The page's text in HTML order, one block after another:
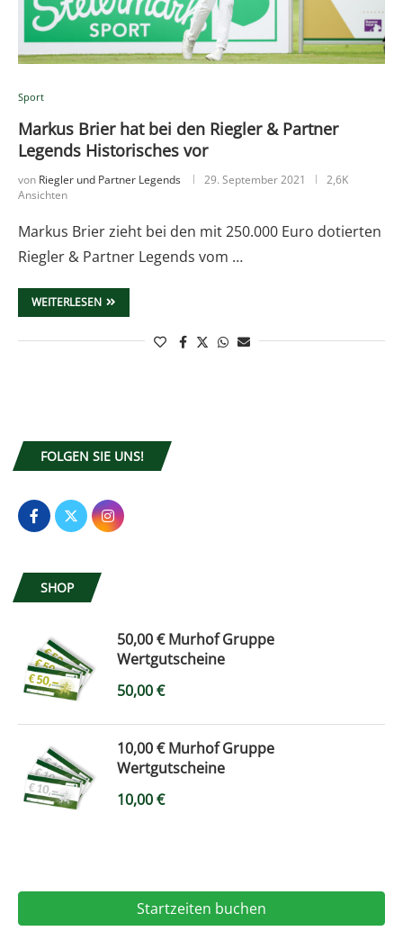
Sport
Markus Brier hat bei den Riegler & Partner
Legends Historisches vor
von Riegler und Partner Legends 29. September 2021
2,6K
Ansichten
Markus Brier zieht bei den mit 250.000 Euro dotierten
Riegler & Partner Legends vom …
WEITERLESEN
FOLGEN SIE UNS!
SHOP
50,00 € Murhof Gruppe
Wertgutscheine
50,00€
10,00 € Murhof Gruppe
Wertgutscheine
10,00€
Startzeiten buchen